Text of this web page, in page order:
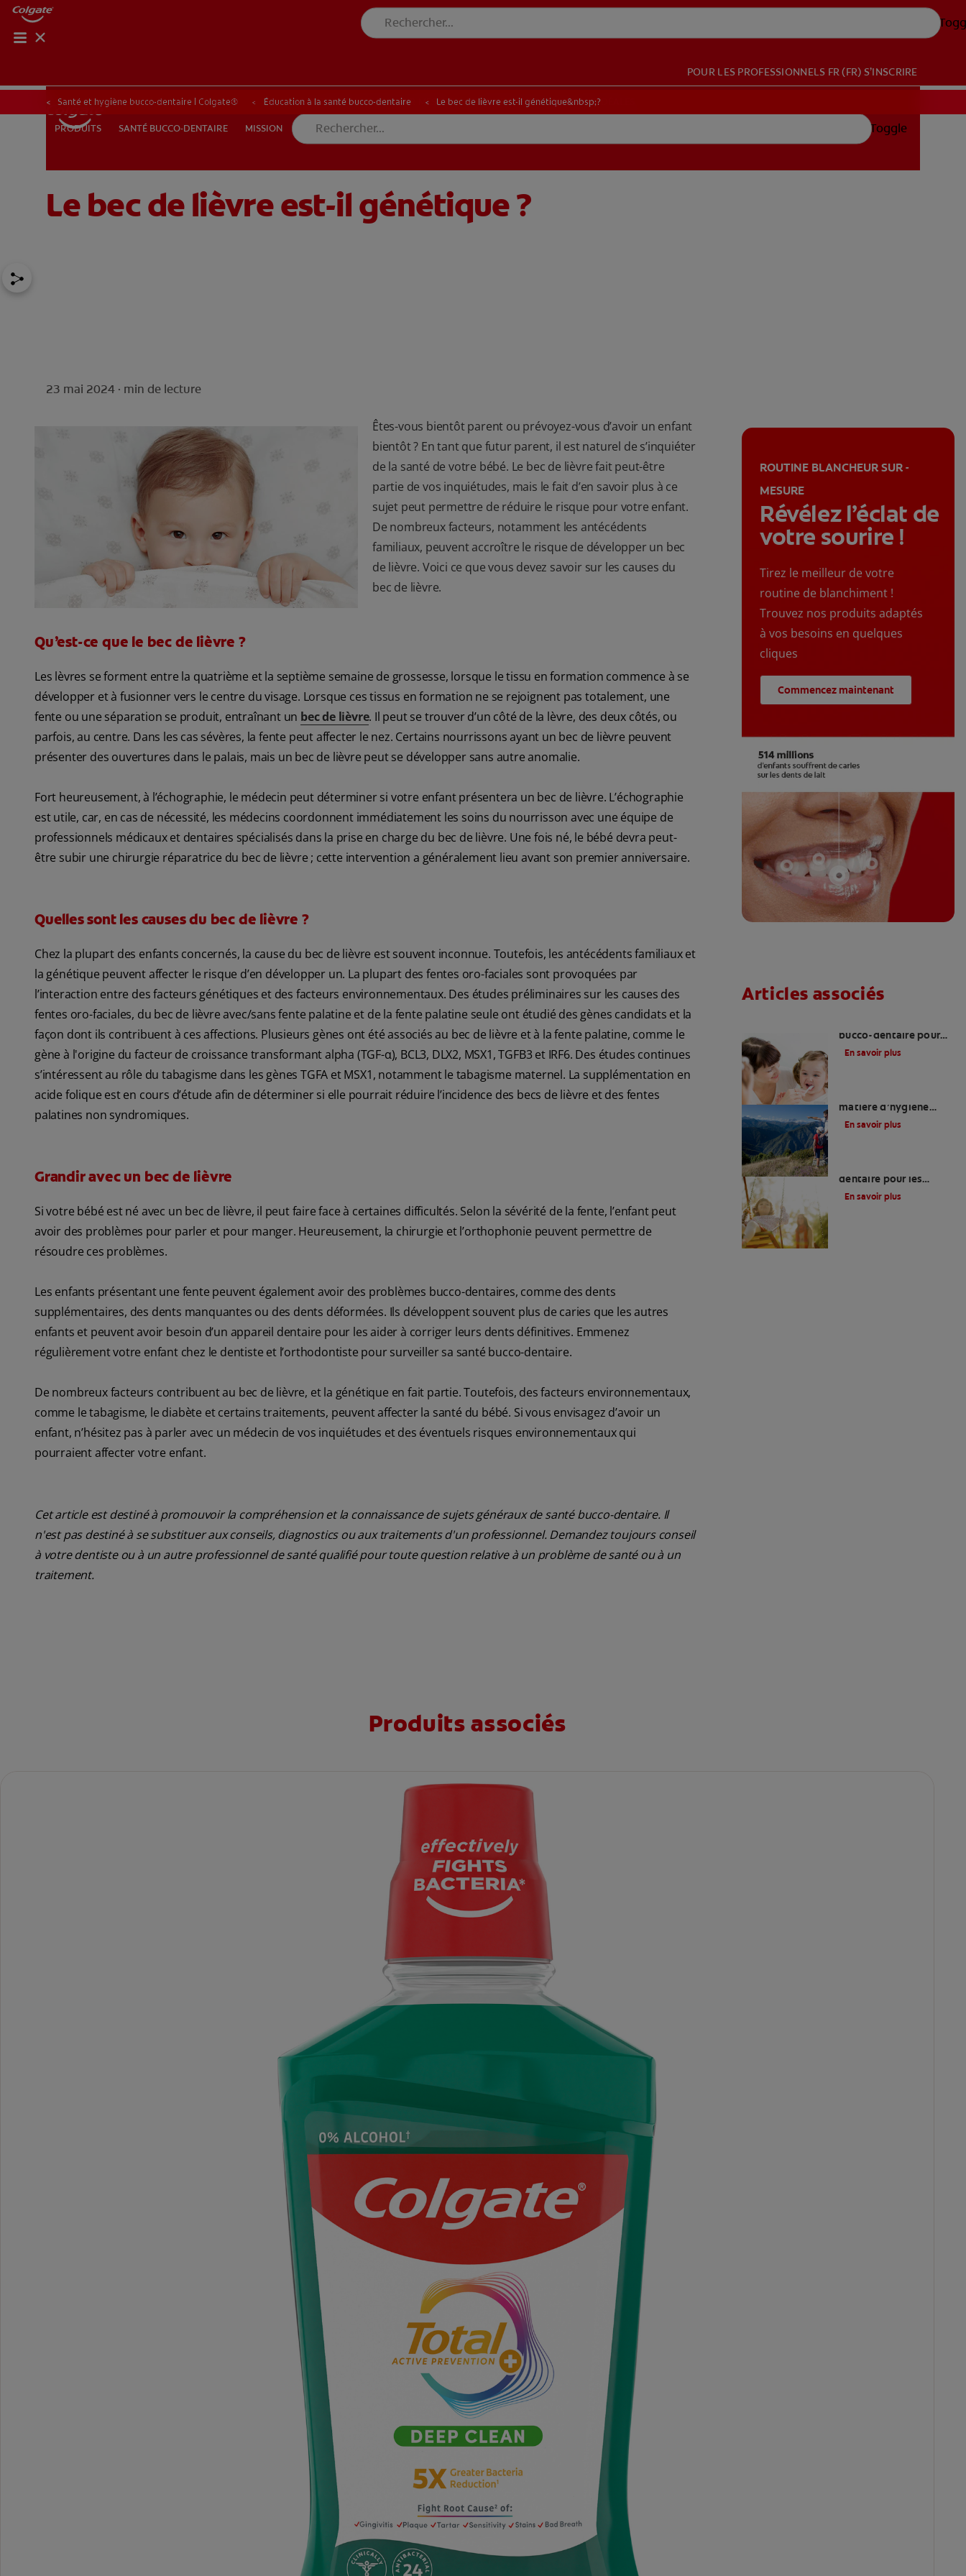
PRODUITS SANTÉ BUCCO-DENTAIRE
POUR LES PROFESSIONNELS FR (FR) S’INSCRIRE
POUR LES PROFESSIONNELS FR (FR) S’INSCRIRE
PRODUITS SANTÉ BUCCO-DENTAIRE MISSION
ROUTINE BLANCHEUR SUR MESURE RECHERCHE DES SOLUTIONS IDÉALES
Toggle
Santé et hygiène bucco-dentaire | Colgate® Éducation à la santé bucco-dentaire Le bec de lièvre est-il génétique&nbsp;?
Le bec de lièvre est-il génétique ?
23 mai 2024 · min de lecture
Êtes-vous bientôt parent ou prévoyez-vous d’avoir un enfant
bientôt ? En tant que futur parent, il est naturel de s’inquiéter
de la santé de votre bébé. Le bec de lièvre fait peut-être
partie de vos inquiétudes, mais le fait d’en savoir plus à ce
sujet peut permettre de réduire le risque pour votre enfant.
De nombreux facteurs, notamment les antécédents
familiaux, peuvent accroître le risque de développer un bec
de lièvre. Voici ce que vous devez savoir sur les causes du
bec de lièvre.
Qu’est-ce que le bec de lièvre ?
Les lèvres se forment entre la quatrième et la septième semaine de grossesse, lorsque le tissu en formation commence à se
développer et à fusionner vers le centre du visage. Lorsque ces tissus en formation ne se rejoignent pas totalement, une
fente ou une séparation se produit, entraînant un bec de lièvre. Il peut se trouver d’un côté de la lèvre, des deux côtés, ou
parfois, au centre. Dans les cas sévères, la fente peut affecter le nez. Certains nourrissons ayant un bec de lièvre peuvent
présenter des ouvertures dans le palais, mais un bec de lièvre peut se développer sans autre anomalie.
Fort heureusement, à l’échographie, le médecin peut déterminer si votre enfant présentera un bec de lièvre. L’échographie
est utile, car, en cas de nécessité, les médecins coordonnent immédiatement les soins du nourrisson avec une équipe de
professionnels médicaux et dentaires spécialisés dans la prise en charge du bec de lièvre. Une fois né, le bébé devra peut-
être subir une chirurgie réparatrice du bec de lièvre ; cette intervention a généralement lieu avant son premier anniversaire.
Quelles sont les causes du bec de lièvre ?
Chez la plupart des enfants concernés, la cause du bec de lièvre est souvent inconnue. Toutefois, les antécédents familiaux et
la génétique peuvent affecter le risque d’en développer un. La plupart des fentes oro-faciales sont provoquées par
l’interaction entre des facteurs génétiques et des facteurs environnementaux. Des études préliminaires sur les causes des
fentes oro-faciales, du bec de lièvre avec/sans fente palatine et de la fente palatine seule ont étudié des gènes candidats et la
façon dont ils contribuent à ces affections. Plusieurs gènes ont été associés au bec de lièvre et à la fente palatine, comme le
gène à l'origine du facteur de croissance transformant alpha (TGF-α), BCL3, DLX2, MSX1, TGFB3 et IRF6. Des études continues
s’intéressent au rôle du tabagisme dans les gènes TGFA et MSX1, notamment le tabagisme maternel. La supplémentation en
acide folique est en cours d’étude afin de déterminer si elle pourrait réduire l’incidence des becs de lièvre et des fentes
palatines non syndromiques.
Grandir avec un bec de lièvre
Si votre bébé est né avec un bec de lièvre, il peut faire face à certaines difficultés. Selon la sévérité de la fente, l’enfant peut
avoir des problèmes pour parler et pour manger. Heureusement, la chirurgie et l’orthophonie peuvent permettre de
résoudre ces problèmes.
Les enfants présentant une fente peuvent également avoir des problèmes bucco-dentaires, comme des dents
supplémentaires, des dents manquantes ou des dents déformées. Ils développent souvent plus de caries que les autres
enfants et peuvent avoir besoin d’un appareil dentaire pour les aider à corriger leurs dents définitives. Emmenez
régulièrement votre enfant chez le dentiste et l’orthodontiste pour surveiller sa santé bucco-dentaire.
De nombreux facteurs contribuent au bec de lièvre, et la génétique en fait partie. Toutefois, des facteurs environnementaux,
comme le tabagisme, le diabète et certains traitements, peuvent affecter la santé du bébé. Si vous envisagez d’avoir un
enfant, n’hésitez pas à parler avec un médecin de vos inquiétudes et des éventuels risques environnementaux qui
pourraient affecter votre enfant.
Cet article est destiné à promouvoir la compréhension et la connaissance de sujets généraux de santé bucco-dentaire. Il
n'est pas destiné à se substituer aux conseils, diagnostics ou aux traitements d'un professionnel. Demandez toujours conseil
à votre dentiste ou à un autre professionnel de santé qualifié pour toute question relative à un problème de santé ou à un
traitement.
ROUTINE BLANCHEUR SUR -
MESURE
Révélez l’éclat de
votre sourire !
Tirez le meilleur de votre
routine de blanchiment !
Trouvez nos produits adaptés
à vos besoins en quelques
cliques
Commencez maintenant
Articles associés
bucco-dentaire pour
les enfants ayant des
besoins particuliers
En savoir plus
matière d’hygiène
bucco-dentaire
En savoir plus
dentaire pour les
patients handicapés
En savoir plus
Produits associés